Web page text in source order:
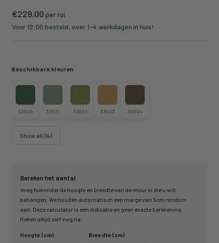
Kortings
prijs
€229,00 per rol
Voor 12:00 besteld, over 1-4 werkdagen in huis!
Bereken het aantal
Voeg hieronder de hoogte en breedte van de muur in die u wilt
behangen. We houden automatisch een marge van 5cm rondom
aan. Deze calculator is een indicatie en geen exacte berekening.
Reken altijd zelf nog na.
Hoogte (cm) Breedte (cm)
Beschikbare kleuren
33020 33021 33022 33023 33024
Show all (14)